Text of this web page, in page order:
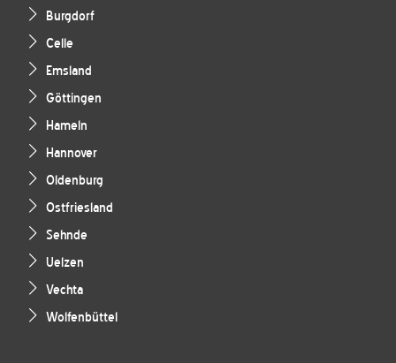
Burgdorf
Celle
Emsland
Göttingen
Hameln
Hannover
Oldenburg
Ostfriesland
Sehnde
Uelzen
Vechta
Wolfenbüttel